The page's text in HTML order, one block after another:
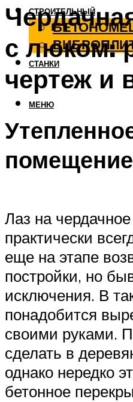
СТРОИТЕЛЬНЫЙ
СТАНКИ
МЕНЮ
с люком:
чертеж и
помещение
Лаз на
практически
еще на этапе
постройки, но
исключения. В
понадобится
своими руками.
сделать в
однако нередко
бетонное